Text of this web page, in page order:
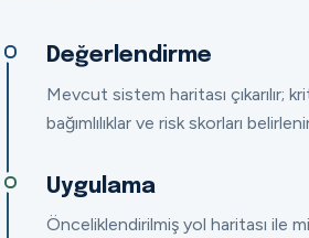
Değerlendirme
Mevcut sistem haritası çıkarılır;
bağımlılıklar ve risk skorları
Uygulama
Önceliklendirilmiş yol haritası ile